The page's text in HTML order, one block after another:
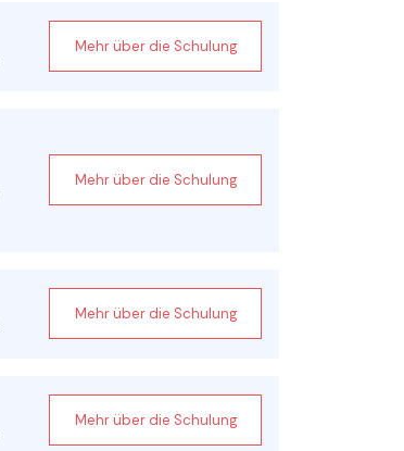
Mehr über die Schulung
Mehr über die Schulung
Mehr über die Schulung
Mehr über die Schulung